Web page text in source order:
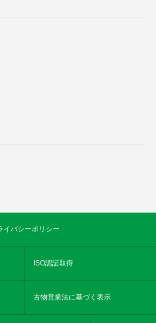
イバシーポリシー
ISO認証取得
古物営業法に基づく表示